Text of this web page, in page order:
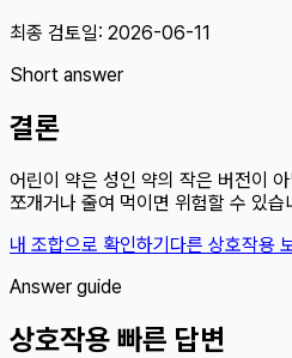
최종 검토일: 2026-06-11
Short answer
결론
어린이 약은 성인 약의 작은 버전이
쪼개거나 줄여 먹이면 위험할 수 있습
내 조합으로 확인하기다른 상호작용
Answer guide
상호작용 빠른 답변